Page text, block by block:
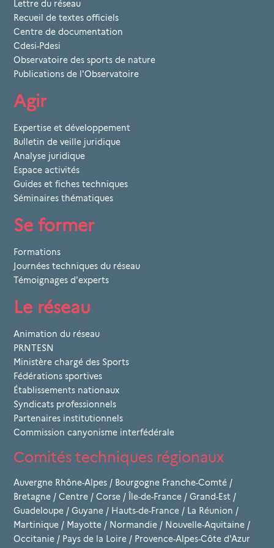
Lettre du réseau
Recueil de textes officiels
Centre de documentation
Cdesi-Pdesi
Observatoire des sports de nature
Publications de l'Observatoire
Agir
Expertise et développement
Bulletin de veille juridique
Analyse juridique
Espace activités
Guides et fiches techniques
Séminaires thématiques
Se former
Formations
Journées techniques du réseau
Témoignages d'experts
Le réseau
Animation du réseau
PRNTESN
Ministère chargé des Sports
Fédérations sportives
Établissements nationaux
Syndicats professionnels
Partenaires institutionnels
Commission canyonisme interfédérale
Comités techniques régionaux
Auvergne Rhône-Alpes / Bourgogne Franche-Comté /
Bretagne / Centre / Corse / Île-de-France / Grand-Est /
Guadeloupe / Guyane / Hauts-de-France / La Réunion /
Martinique / Mayotte / Normandie / Nouvelle-Aquitaine /
Occitanie / Pays de la Loire / Provence-Alpes-Côte d'Azur